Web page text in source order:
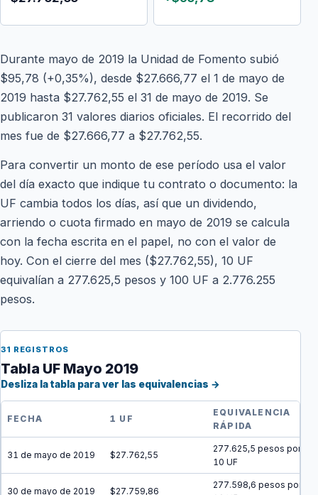
Durante mayo de 2019 la Unidad de Fomento subió
$95,78 (+0,35%), desde $27.666,77 el 1 de mayo de
2019 hasta $27.762,55 el 31 de mayo de 2019. Se
publicaron 31 valores diarios oficiales. El recorrido del
mes fue de $27.666,77 a $27.762,55.
Para convertir un monto de ese período usa el valor
del día exacto que indique tu contrato o documento: la
UF cambia todos los días, así que un dividendo,
arriendo o cuota firmado en mayo de 2019 se calcula
con la fecha escrita en el papel, no con el valor de
hoy. Con el cierre del mes ($27.762,55), 10 UF
equivalían a 277.625,5 pesos y 100 UF a 2.776.255
pesos.
31 REGISTROS
Tabla UF Mayo 2019
Desliza la tabla para ver las equivalencias →
FECHA 1 UF
EQUIVALENCIA
RÁPIDA
31 de mayo de 2019 $27.762,55
277.625,5 pesos por
10 UF
30 de mayo de 2019 $27.759,86
277.598,6 pesos por